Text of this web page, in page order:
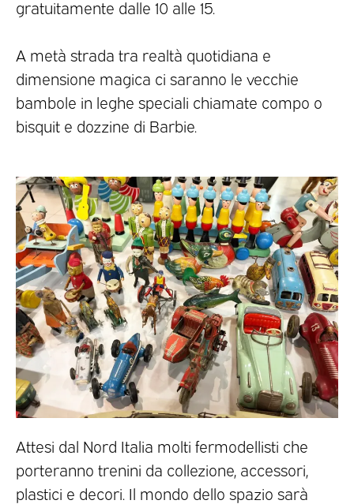
gratuitamente dalle 10 alle 15.
A metà strada tra realtà quotidiana e
dimensione magica ci saranno le vecchie
bambole in leghe speciali chiamate compo o
bisquit e dozzine di Barbie.
Attesi dal Nord Italia molti fermodellisti che
porteranno trenini da collezione, accessori,
plastici e decori. Il mondo dello spazio sarà